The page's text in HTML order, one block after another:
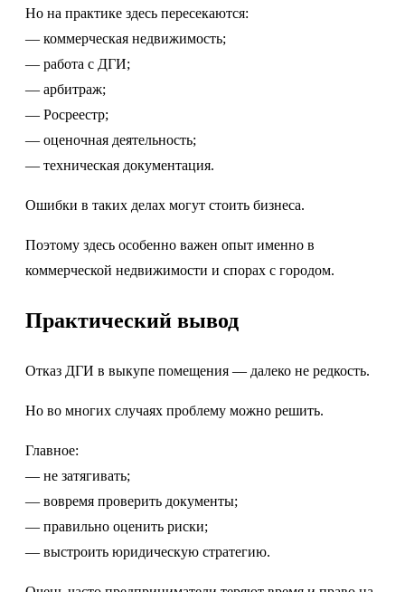
Но на практике здесь пересекаются:
— коммерческая недвижимость;
— работа с ДГИ;
— арбитраж;
— Росреестр;
— оценочная деятельность;
— техническая документация.
Ошибки в таких делах могут стоить бизнеса.
Поэтому здесь особенно важен опыт именно в
коммерческой недвижимости и спорах с городом.
Практический вывод
Отказ ДГИ в выкупе помещения — далеко не редкость.
Но во многих случаях проблему можно решить.
Главное:
— не затягивать;
— вовремя проверить документы;
— правильно оценить риски;
— выстроить юридическую стратегию.